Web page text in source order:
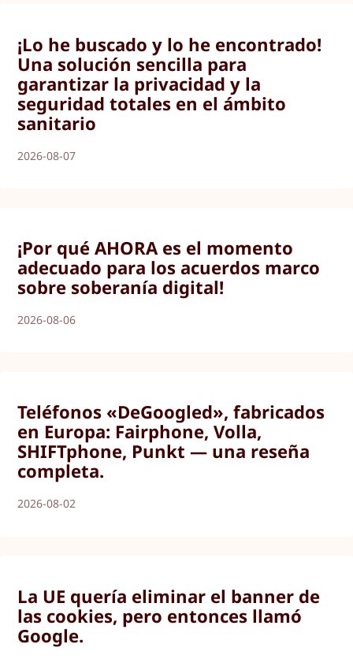
¡Lo he buscado y lo he encontrado!
Una solución sencilla para
garantizar la privacidad y la
seguridad totales en el ámbito
sanitario
2026-08-07
¡Por qué AHORA es el momento
adecuado para los acuerdos marco
sobre soberanía digital!
2026-08-06
Teléfonos «DeGoogled», fabricados
en Europa: Fairphone, Volla,
SHIFTphone, Punkt — una reseña
completa.
2026-08-02
La UE quería eliminar el banner de
las cookies, pero entonces llamó
Google.